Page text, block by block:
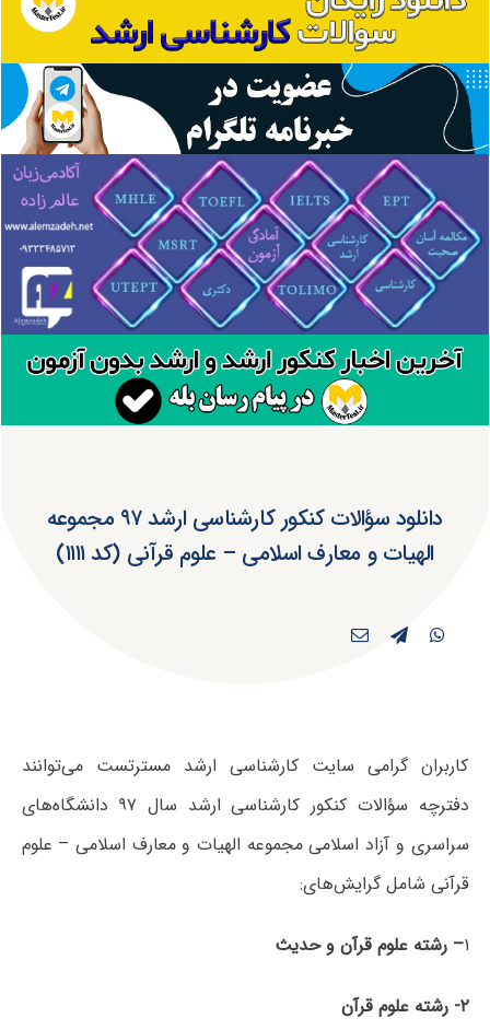
دانلود سؤالات کنکور کارشناسی ارشد ۹۷ مجموعه
الهیات و معارف اسلامی – علوم قرآنی (کد ۱۱۱۱)
کاربران گرامی سایت کارشناسی ارشد مسترتست می‌توانند
دفترچه سؤالات کنکور کارشناسی ارشد سال ۹۷ دانشگاه‌های
سراسری و آزاد اسلامی مجموعه الهیات و معارف اسلامی – علوم
قرآنی شامل گرایش‌های:
۱– رشته علوم قرآن و حدیث
۲- رشته علوم قرآن